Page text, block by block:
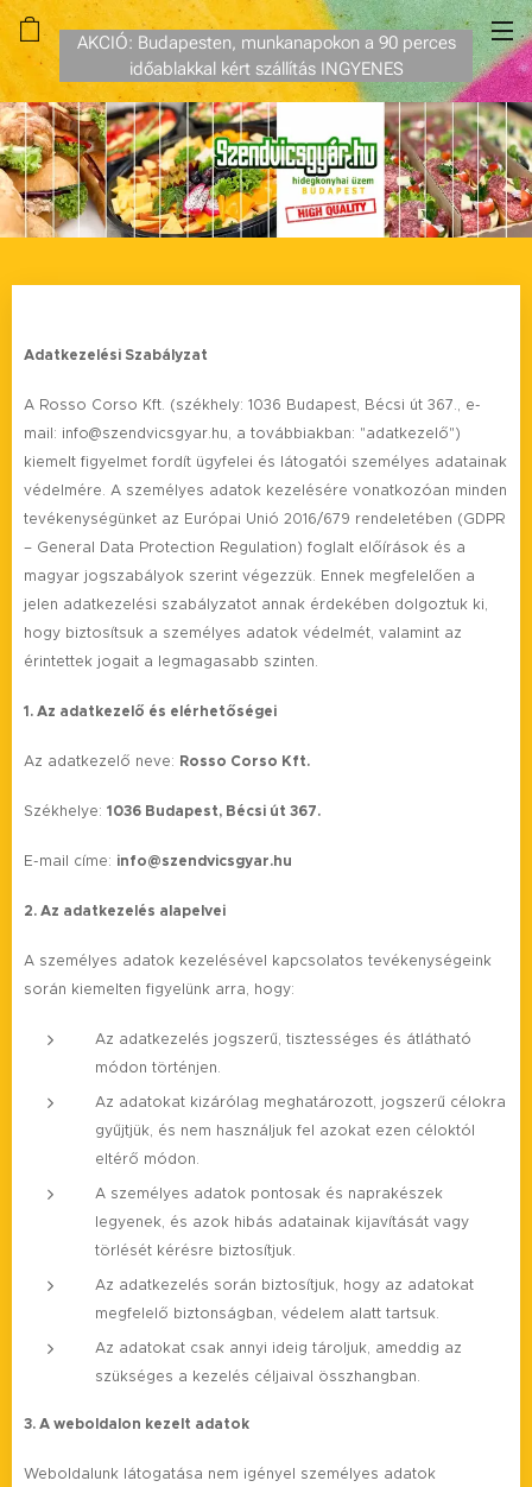
AKCIÓ: Budapesten, munkanapokon a 90 perces
időablakkal kért szállítás INGYENES
Adatkezelési Szabályzat
A Rosso Corso Kft. (székhely: 1036 Budapest, Bécsi út 367., e-
mail: info@szendvicsgyar.hu, a továbbiakban: "adatkezelő")
kiemelt figyelmet fordít ügyfelei és látogatói személyes adatainak
védelmére. A személyes adatok kezelésére vonatkozóan minden
tevékenységünket az Európai Unió 2016/679 rendeletében (GDPR
– General Data Protection Regulation) foglalt előírások és a
magyar jogszabályok szerint végezzük. Ennek megfelelően a
jelen adatkezelési szabályzatot annak érdekében dolgoztuk ki,
hogy biztosítsuk a személyes adatok védelmét, valamint az
érintettek jogait a legmagasabb szinten.
1. Az adatkezelő és elérhetőségei
Az adatkezelő neve: Rosso Corso Kft.
Székhelye: 1036 Budapest, Bécsi út 367.
E-mail címe: info@szendvicsgyar.hu
2. Az adatkezelés alapelvei
A személyes adatok kezelésével kapcsolatos tevékenységeink
során kiemelten figyelünk arra, hogy:
Az adatkezelés jogszerű, tisztességes és átlátható
módon történjen.
Az adatokat kizárólag meghatározott, jogszerű célokra
gyűjtjük, és nem használjuk fel azokat ezen céloktól
eltérő módon.
A személyes adatok pontosak és naprakészek
legyenek, és azok hibás adatainak kijavítását vagy
törlését kérésre biztosítjuk.
Az adatkezelés során biztosítjuk, hogy az adatokat
megfelelő biztonságban, védelem alatt tartsuk.
Az adatokat csak annyi ideig tároljuk, ameddig az
szükséges a kezelés céljaival összhangban.
3. A weboldalon kezelt adatok
Weboldalunk látogatása nem igényel személyes adatok